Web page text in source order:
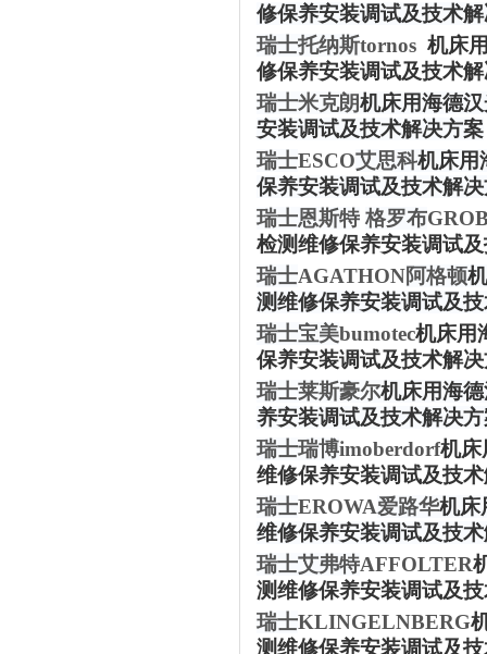
修保养安装调试及技术
瑞士托纳斯tornos 机床
修保养安装调试及技术
瑞士米克朗机床用海德
安装调试及技术解决方案
瑞士ESCO艾思科机床用
保养安装调试及技术解
瑞士恩斯特 格罗布
检测维修保养安装调试
瑞士AGATHON阿格顿
测维修保养安装调试及
瑞士宝美bumotec机床用
保养安装调试及技术解
瑞士莱斯豪尔机床用海
养安装调试及技术解决
瑞士瑞博imoberdorf机床
维修保养安装调试及技
瑞士EROWA爱路华机床
维修保养安装调试及技
瑞士艾弗特AFFOLTER
测维修保养安装调试及
瑞士KLINGELNBERG
测维修保养安装调试及